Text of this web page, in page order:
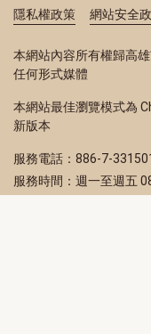
隱私權政策 網站安全
本網站內容所有權歸高
任何形式媒體
本網站最佳瀏覽模式為
新版本
服務電話：886-7-
服務時間：週一至週五